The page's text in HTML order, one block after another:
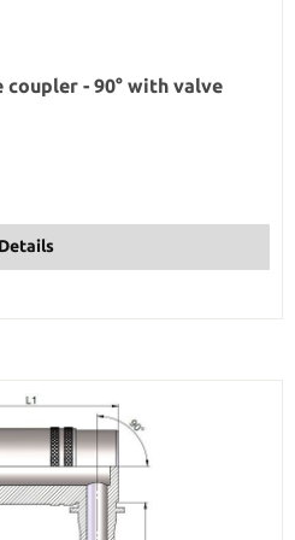
coupler - 90° with valve
Details